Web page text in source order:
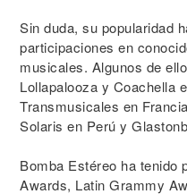
Sin duda, su popularidad
participaciones en
musicales. Algunos de
Lollapalooza y Coachella
Transmusicales en
Solaris en Perú y
Bomba Estéreo ha tenido
Awards, Latin Grammy